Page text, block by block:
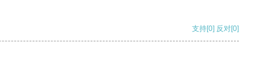
支持[0] 反对[0]